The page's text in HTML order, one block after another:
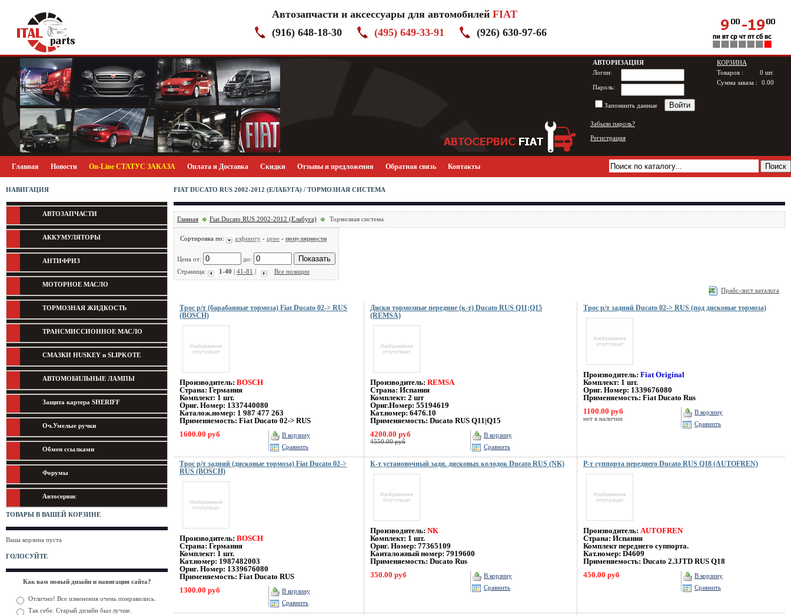
Автозапчасти и аксессуары для автомобилей FIAT
(916) 648-18-30
(495) 649-33-91 (926) 630-97-66
КОРЗИНА
Товаров :
0 шт.
Сумма заказа :
0.00
АВТОРИЗАЦИЯ
Логин:
Пароль:
Запомнить данные
Забыли пароль?
Регистрация
Главная Новости On-Line СТАТУС ЗАКАЗА Оплата и Доставка Скидки Отзывы и предложения Обратная связь Контакты
НАВИГАЦИЯ
АВТОЗАПЧАСТИ
АККУМУЛЯТОРЫ
АНТИФРИЗ
МОТОРНОЕ МАСЛО
ТОРМОЗНАЯ ЖИДКОСТЬ
ТРАНСМИССИОННОЕ МАСЛО
СМАЗКИ HUSKEY и SLIPKOTE
АВТОМОБИЛЬНЫЕ ЛАМПЫ
Защита картера SHERIFF
Оч.Умелые ручки
Обмен ссылками
Форумы
Автосервис
ТОВАРЫ В ВАШЕЙ КОРЗИНЕ
Ваша корзина пуста
ГОЛОСУЙТЕ
Как вам новый дизайн и навигация сайта?
Отлично! Все изменения очень понравились.
Так себе. Старый дизайн был лучше.
FIAT DUCATO RUS 2002-2012 (ЕЛАБУГА) / ТОРМОЗНАЯ СИСТЕМА
Главная Fiat Ducato RUS 2002-2012 (Елабуга) Тормозная система
Сортировка по: алфавиту - цене - популярности
Цена от:
до:
Страница:
1-40 | 41-81 | Все позиции
Прайс-лист каталога
Трос р/т (барабанные тормоза) Fiat Ducato 02-> RUS
(BOSCH)
Производитель: BOSCH
Страна: Германия
Комплект: 1 шт.
Ориг. Номер: 1337440080
Каталож.номер: 1 987 477 263
Применяемость: Fiat Ducato 02-> RUS
1600.00 руб
В корзину
Сравнить
Диски тормозные передние (к-т) Ducato RUS Q11;Q15
(REMSA)
Производитель: REMSA
Страна: Испания
Комплект: 2 шт
Ориг.Номер: 55194619
Кат.номер: 6476.10
Применяемость: Ducato RUS Q11|Q15
4200.00 руб
4550.00 руб
В корзину
Сравнить
Трос р/т задний Ducato 02-> RUS (под дисковые тормоза)
Производитель: Fiat Original
Комплект: 1 шт.
Ориг. Номер: 1339676080
Применяемость: Fiat Ducato Rus
1100.00 руб
нет в наличии
В корзину
Сравнить
Трос р/т задний (дисковые тормоза) Fiat Ducato 02->
RUS (BOSCH)
Производитель: BOSCH
Страна: Германия
Комплект: 1 шт.
Кат.номер: 1987482003
Ориг. Номер: 1339676080
Применяемость: Fiat Ducato RUS
1300.00 руб
В корзину
Сравнить
К-т установочный задн. дисковых колодок Ducato RUS (NK)
Производитель: NK
Комплект: 1 шт.
Ориг. Номер: 77365109
Каиталожный номер: 7919600
Применяемость: Ducato Rus
350.00 руб
В корзину
Сравнить
Р-т суппорта переднего Ducato RUS Q18 (AUTOFREN)
Производитель: AUTOFREN
Страна: Испания
Комплект переднего суппорта.
Кат.номер: D4609
Применяемость: Ducato 2.3JTD RUS Q18
450.00 руб
В корзину
Сравнить